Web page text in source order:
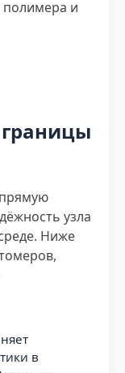
полимера и
узла
Ниже
в